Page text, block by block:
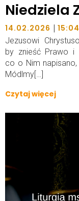
Niedziela
14.02.2026 | 15:04
Jezusowi
by znieść Prawo i
co o Nim
Módlmy[…]
Czytaj więcej